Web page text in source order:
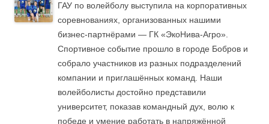
ГАУ по волейболу выступила на корпоративных
соревнованиях, организованных нашими
бизнес-партнёрами — ГК «ЭкоНива-Агро».
Спортивное событие прошло в городе Бобров и
собрало участников из разных подразделений
компании и приглашённых команд. Наши
волейболисты достойно представили
университет, показав командный дух, волю к
победе и умение работать в напряжённой